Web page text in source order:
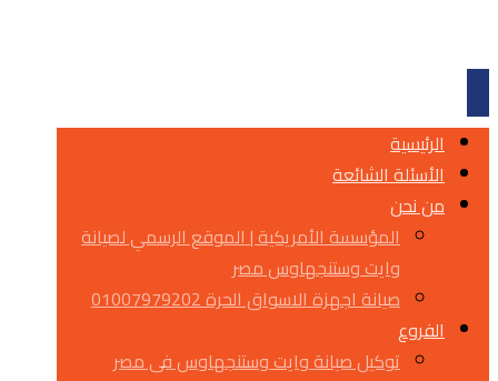
الرئيسية
الأسئلة الشائعة
من نحن
المؤسسة الأمريكية | الموقع الرسمي لصيانة
وايت وستنجهاوس مصر
صيانة اجهزة الاسواق الحرة 01007979202
الفروع
توكيل صيانة وايت وستنجهاوس فى مصر